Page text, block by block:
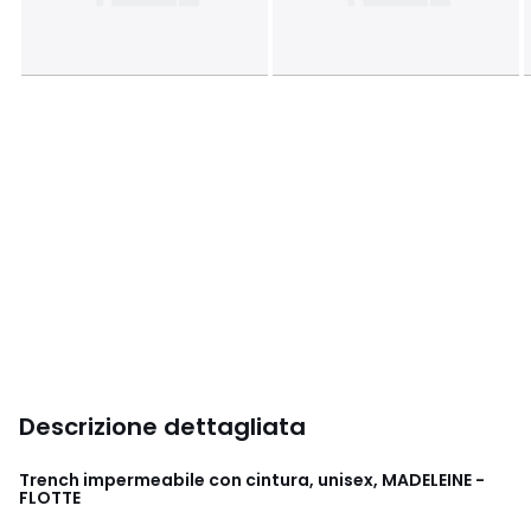
Descrizione dettagliata
Trench impermeabile con cintura, unisex, MADELEINE -
FLOTTE